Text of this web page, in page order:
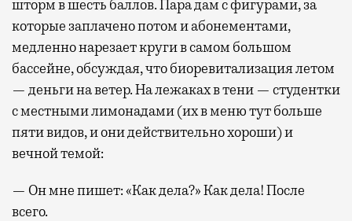
шторм в шесть баллов. Пара дам с фигурами, за
которые заплачено потом и абонементами,
медленно нарезает круги в самом большом
бассейне, обсуждая, что биоревитализация летом
— деньги на ветер. На лежаках в тени — студентки
с местными лимонадами (их в меню тут больше
пяти видов, и они действительно хороши) и
вечной темой:
— Он мне пишет: «Как дела?» Как дела! После
всего.